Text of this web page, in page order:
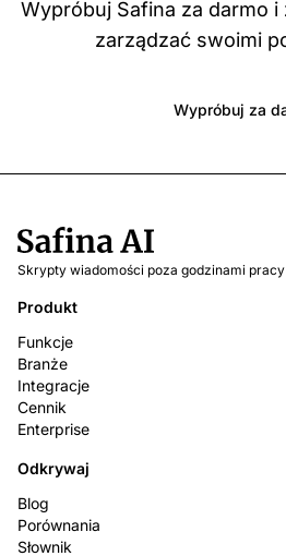
Wypróbuj Safina za darmo
zarządzać swoimi
Wypróbuj za
Skrypty wiadomości poza godzinami
Produkt
Funkcje
Branże
Integracje
Cennik
Enterprise
Odkrywaj
Blog
Porównania
Słownik